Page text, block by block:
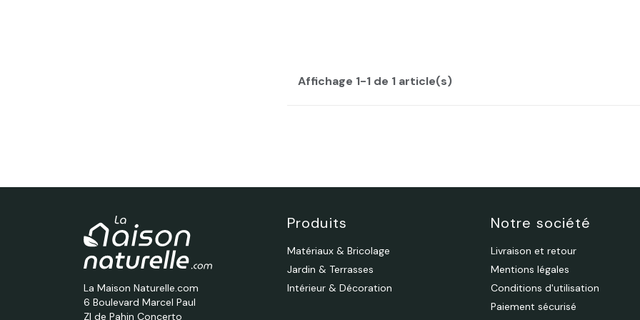
Affichage 1-1 de 1 article(s)
La Maison Naturelle.com
6 Boulevard Marcel Paul
ZI de Pahin Concerto
Produits
Matériaux & Bricolage
Jardin & Terrasses
Intérieur & Décoration
Notre société
Livraison et retour
Mentions légales
Conditions d'utilisation
Paiement sécurisé